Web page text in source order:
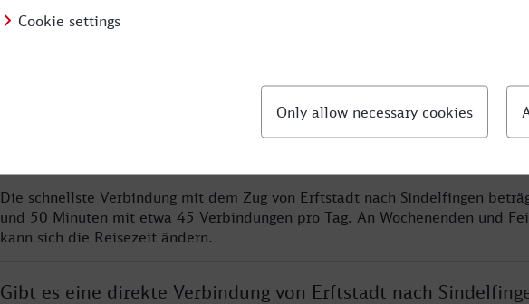
Die schnellste Verbindung mit dem Zug von Erftstadt nach Sindelfingen
und 50 Minuten mit etwa 45 Verbindungen pro Tag. An Wochenenden und
kann sich die Reisezeit ändern.
Gibt es eine direkte Verbindung von Erftstadt nach